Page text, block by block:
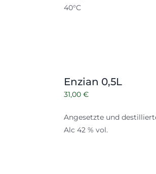
40°C
Enzian 0,5L
31,00 €
Angesetzte und
Alc 42 % vol.